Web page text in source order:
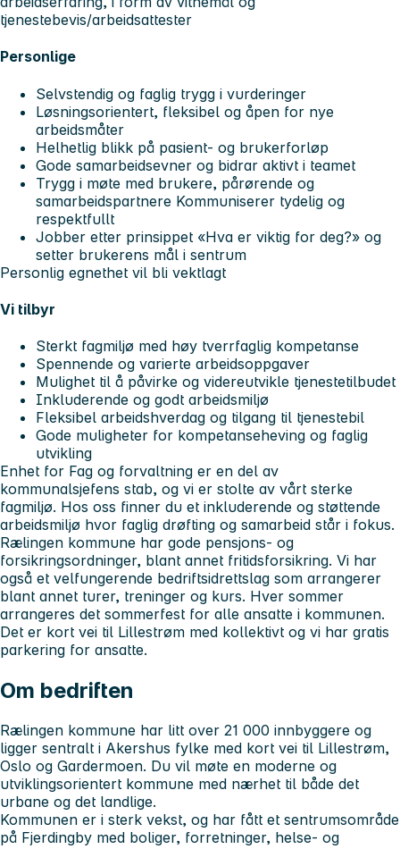
tjenestebevis/arbeidsattester
Personlige
Selvstendig og faglig trygg i vurderinger
Løsningsorientert, fleksibel og åpen for nye
arbeidsmåter
Helhetlig blikk på pasient- og brukerforløp
Gode samarbeidsevner og bidrar aktivt i teamet
Trygg i møte med brukere, pårørende og
samarbeidspartnere Kommuniserer tydelig og
respektfullt
Jobber etter prinsippet «Hva er viktig for deg?» og
setter brukerens mål i sentrum
Personlig egnethet vil bli vektlagt
Vi tilbyr
Sterkt fagmiljø med høy tverrfaglig kompetanse
Spennende og varierte arbeidsoppgaver
Mulighet til å påvirke og videreutvikle tjenestetilbudet
Inkluderende og godt arbeidsmiljø
Fleksibel arbeidshverdag og tilgang til tjenestebil
Gode muligheter for kompetanseheving og faglig
utvikling
Enhet for Fag og forvaltning er en del av
kommunalsjefens stab, og vi er stolte av vårt sterke
fagmiljø. Hos oss finner du et inkluderende og støttende
arbeidsmiljø hvor faglig drøfting og samarbeid står i fokus.
Rælingen kommune har gode pensjons- og
forsikringsordninger, blant annet fritidsforsikring. Vi har
også et velfungerende bedriftsidrettslag som arrangerer
blant annet turer, treninger og kurs. Hver sommer
arrangeres det sommerfest for alle ansatte i kommunen.
Det er kort vei til Lillestrøm med kollektivt og vi har gratis
parkering for ansatte.
Om bedriften
Rælingen kommune har litt over 21 000 innbyggere og
ligger sentralt i Akershus fylke med kort vei til Lillestrøm,
Oslo og Gardermoen. Du vil møte en moderne og
utviklingsorientert kommune med nærhet til både det
urbane og det landlige.
Kommunen er i sterk vekst, og har fått et sentrumsområde
på Fjerdingby med boliger, forretninger, helse- og